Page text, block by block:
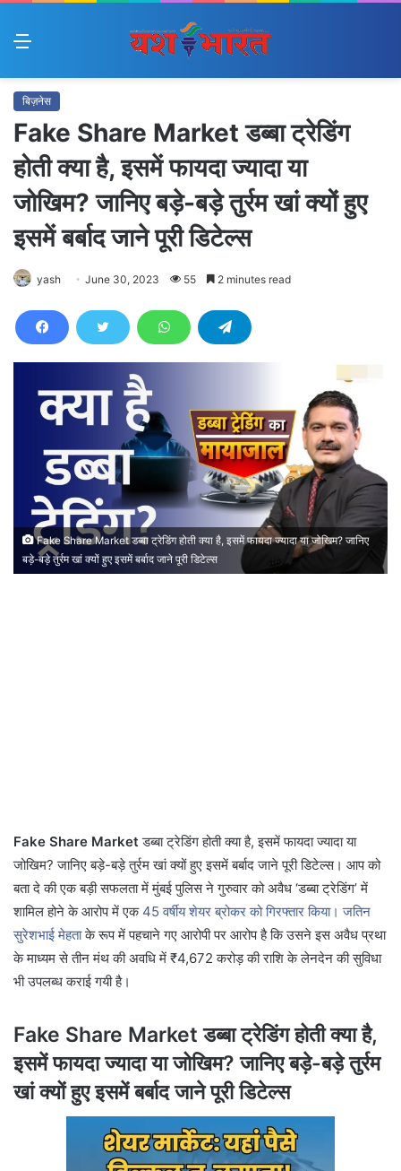
Menu
बिज़नेस
Fake Share Market डब्बा ट्रेडिंग
होती क्या है, इसमें फायदा ज्यादा या
जोखिम? जानिए बड़े-बड़े तुर्रम खां क्यों हुए
इसमें बर्बाद जाने पूरी डिटेल्स
yash June 30, 2023 55 2 minutes read
Fake Share Market डब्बा ट्रेडिंग होती क्या है, इसमें फायदा ज्यादा या जोखिम? जानिए
बड़े-बड़े तुर्रम खां क्यों हुए इसमें बर्बाद जाने पूरी डिटेल्स
Fake Share Market डब्बा ट्रेडिंग होती क्या है, इसमें फायदा ज्यादा या
जोखिम? जानिए बड़े-बड़े तुर्रम खां क्यों हुए इसमें बर्बाद जाने पूरी डिटेल्स। आप को
बता दे की एक बड़ी सफलता में मुंबई पुलिस ने गुरुवार को अवैध ‘डब्बा ट्रेडिंग’ में
शामिल होने के आरोप में एक45 वर्षीय शेयर ब्रोकर को गिरफ्तार किया। जतिन
सुरेशभाई मेहताके रूप में पहचाने गए आरोपी पर आरोप है कि उसने इस अवैध प्रथा
के माध्यम से तीन मंथ की अवधि में ₹4,672 करोड़ की राशि के लेनदेन की सुविधा
भी उपलब्ध कराई गयी है।
Fake Share Market डब्बा ट्रेडिंग होती क्या है,
इसमें फायदा ज्यादा या जोखिम? जानिए बड़े-बड़े तुर्रम
खां क्यों हुए इसमें बर्बाद जाने पूरी डिटेल्स